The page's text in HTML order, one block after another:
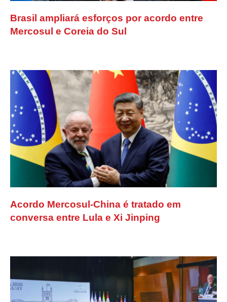
Brasil ampliará esforços por acordo entre
Mercosul e Coreia do Sul
Acordo Mercosul-China é tratado em
conversa entre Lula e Xi Jinping